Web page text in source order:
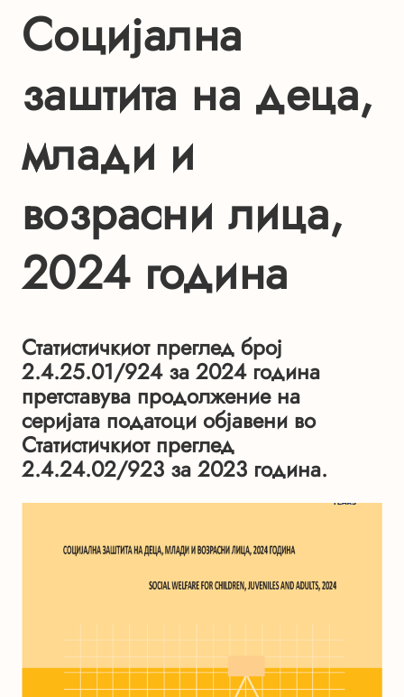
Социјална
заштита на деца,
млади и
возрасни лица,
2024 година
Статистичкиот преглед број
2.4.25.01/924 за 2024 година
претставува продолжение на
серијата податоци објавени во
Статистичкиот преглед
2.4.24.02/923 за 2023 година.